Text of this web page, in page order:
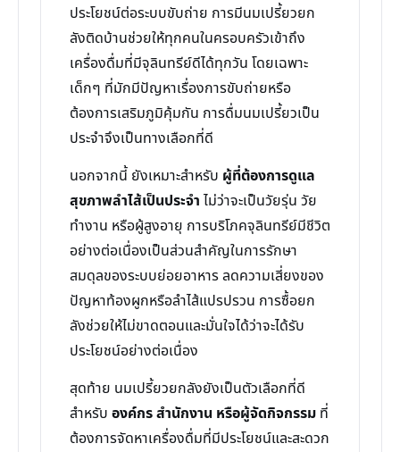
ประโยชน์ต่อระบบขับถ่าย การมีนมเปรี้ยวยก
ลังติดบ้านช่วยให้ทุกคนในครอบครัวเข้าถึง
เครื่องดื่มที่มีจุลินทรีย์ดีได้ทุกวัน โดยเฉพาะ
เด็กๆ ที่มักมีปัญหาเรื่องการขับถ่ายหรือ
ต้องการเสริมภูมิคุ้มกัน การดื่มนมเปรี้ยวเป็น
ประจำจึงเป็นทางเลือกที่ดี
นอกจากนี้ ยังเหมาะสำหรับ ผู้ที่ต้องการดูแล
สุขภาพลำไส้เป็นประจำ ไม่ว่าจะเป็นวัยรุ่น วัย
ทำงาน หรือผู้สูงอายุ การบริโภคจุลินทรีย์มีชีวิต
อย่างต่อเนื่องเป็นส่วนสำคัญในการรักษา
สมดุลของระบบย่อยอาหาร ลดความเสี่ยงของ
ปัญหาท้องผูกหรือลำไส้แปรปรวน การซื้อยก
ลังช่วยให้ไม่ขาดตอนและมั่นใจได้ว่าจะได้รับ
ประโยชน์อย่างต่อเนื่อง
สุดท้าย นมเปรี้ยวยกลังยังเป็นตัวเลือกที่ดี
สำหรับ องค์กร สำนักงาน หรือผู้จัดกิจกรรม ที่
ต้องการจัดหาเครื่องดื่มที่มีประโยชน์และสะดวก